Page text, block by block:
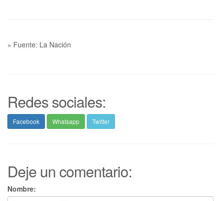
» Fuente: La Nación
Redes sociales:
Facebook Whatsapp Twitter
Deje un comentario:
Nombre: